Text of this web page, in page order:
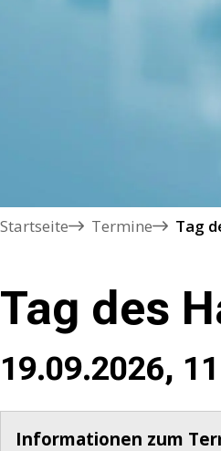
Startseite Termine Tag
Tag des
19.09.2026,
Informationen zum